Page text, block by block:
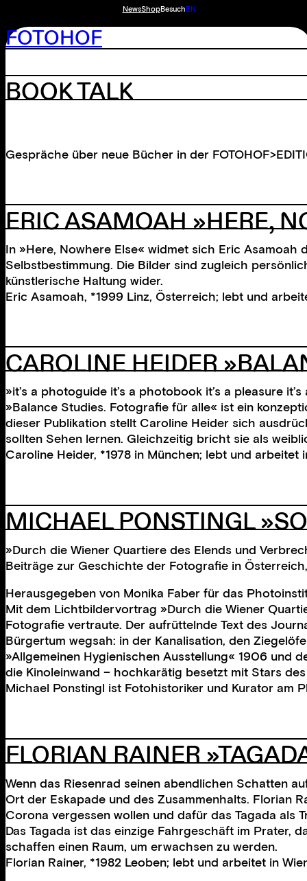
NewsShopBesuchEN
FOTOHOF
BOOK TALK
Gespräche über neue Bücher in der
ERIC ASAMOAH »HERE,
In »Here, Nowhere Else« widmet sich Eric
Selbstbestimmung. Die Bilder sind zugleich
künstlerische Haltung wider.
Eric Asamoah, *1999 Linz, Österreich; lebt und
CAROLINE HEIDER
»it’s a photoguide it’s a photobook it’s a pleasure
»Balance Studies. Fotografie für alle« ist ein
dieser Publikation stellt Caroline Heider sich
sollten Sehen lernen. Gleichzeitig bricht sie als
Caroline Heider, *1978 in München; lebt und arbeitet
MICHAEL PONSTINGL
»Durch die Wiener Quartiere des Elends und
Beiträge zur Geschichte der Fotografie in
Herausgegeben von Monika Faber für das
Mit dem Lichtbildervortrag »Durch die Wiener
Fotografie vertraute. Der aufrüttelnde Text des
Bürgertum wegsah: in der Kanalisation, den
»Allgemeinen Hygienischen Ausstellung« 1906 und
die Kinoleinwand – hochkarätig besetzt mit Stars
Michael Ponstingl ist Fotohistoriker und Kurator am
FLORIAN RAINER
Wenn das Riesenrad seinen abendlichen Schatten
Ort der Eskapade und des Zusammenhalts. Florian
Corona vergessen wollen und dafür das Tagada als
Das Tagada ist das einzige Fahrgeschäft im Prater,
schaffen einen Raum, um erwachsen zu werden.
Florian Rainer, *1982 Leoben; lebt und arbeitet in